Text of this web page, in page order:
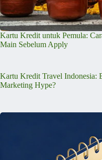
Kartu Kredit untuk Pemula:
Main Sebelum Apply
Kartu Kredit Travel Indonesia:
Marketing Hype?